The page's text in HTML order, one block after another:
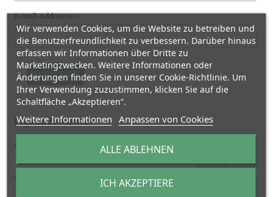
E-mail-Addresse*
PigeonVetCenter
Anmelden für den deutschen Newsletter Tauben
*indicates required
Wir verwenden Cookies, um die Website zu betreiben und
die Benutzerfreundlichkeit zu verbessern. Darüber hinaus
erfassen wir Informationen über Dritte zu
Marketingzwecken. Weitere Informationen oder
Änderungen finden Sie in unserer Cookie-Richtlinie. Um
Ihrer Verwendung zuzustimmen, klicken Sie auf die
Schaltfläche „Akzeptieren“.
Weitere Informationen Anpassen von Cookies
ALLE ABLEHNEN
ICH AKZEPTIERE